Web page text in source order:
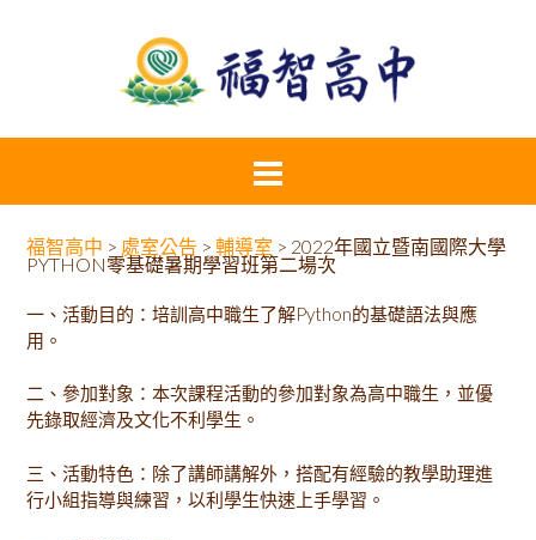
福智高中 > 處室公告 > 輔導室 > 2022年國立暨南國際大學
PYTHON零基礎暑期學習班第二場次
一、活動目的：培訓高中職生了解Python的基礎語法與應
用。
二、參加對象：本次課程活動的參加對象為高中職生，並優
先錄取經濟及文化不利學生。
三、活動特色：除了講師講解外，搭配有經驗的教學助理進
行小組指導與練習，以利學生快速上手學習。